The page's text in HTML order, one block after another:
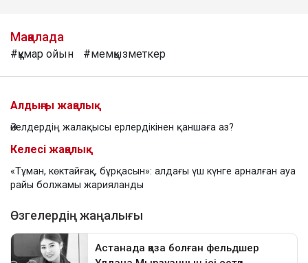
Мақалада
#құмар ойын #мемқызметкер
Алдыңғы жаңалық
Әйелдердің жалақысы ерлердікінен қаншаға аз?
Келесі жаңалық
«Тұман, көктайғақ, бұрқасын»: алдағы үш күнге арналған ауа
райы болжамы жарияланды